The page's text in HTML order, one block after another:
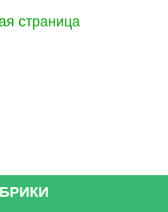
страница